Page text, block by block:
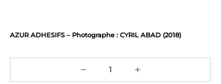
AZUR ADHESIFS – Photographe : CYRIL ABAD (2018)